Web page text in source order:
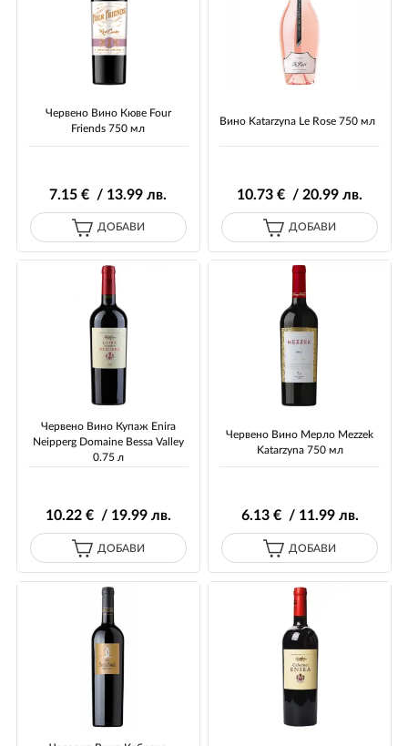
Червено Вино Кюве Four
Friends 750 мл
7.15 € / 13.99 лв.
ДОБАВИ
Вино Katarzyna Le Rose 750 мл
10.73 € / 20.99 лв.
ДОБАВИ
Червено Вино Купаж Enira
Neipperg Domaine Bessa Valley
0.75 л
10.22€ / 19.99лв.
ДОБАВИ
Червено Вино Мерло Mezzek
Katarzyna 750 мл
6.13€ / 11.99лв.
ДОБАВИ